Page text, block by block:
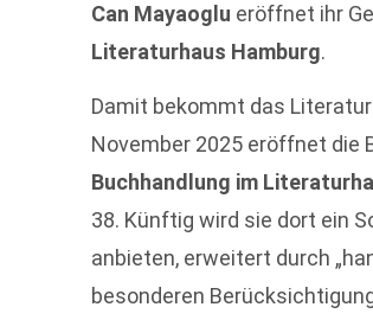
Can Mayaoglu eröffnet ihr
Literaturhaus Hamburg.
Damit bekommt das
November 2025 eröffnet die
Buchhandlung im
38. Künftig wird sie dort ein
anbieten, erweitert durch
besonderen